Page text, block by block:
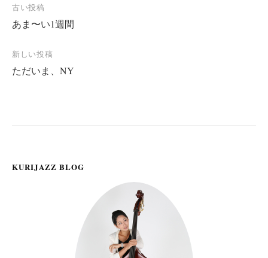
投
稿
ナ
ビ
ゲ
古い投稿
あま〜い1週間
新しい投稿
ただいま、NY
KURIJAZZ BLOG